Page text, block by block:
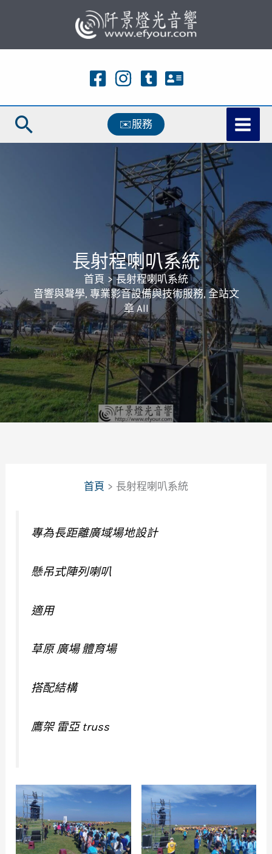
主
容
搜
✉️服務
長射程喇叭系統
首頁
長射程喇叭系統
音響與聲學, 專業影音設備與技術服務,全站文
章 All
首頁 長射程喇叭系統
專為長距離廣域場地設計
懸吊式陣列喇叭
適用
草原 廣場 體育場
搭配結構
鷹架 雷亞 truss